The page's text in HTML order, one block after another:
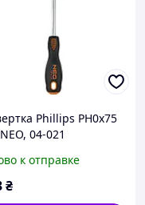
Phillips PH0x75
04-021
к отправке
₴